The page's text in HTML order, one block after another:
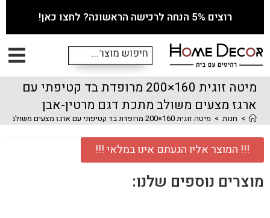
רוצים 5% הנחה לרכישה הראשונה? לחצו כאן!
מיטה זוגית 160×200 מרופדת בד קטיפתי עם
ארגז מצעים משולב מתכת דגם מרטין-אבן
> חנות > מיטה זוגית 160×200 מרופדת בד קטיפתי עם ארגז מצעים משולב מתכת דגם מרטין-אבן
!!! המוצר אליו הגעתם אינו במלאי !!!
מוצרים נוספים שלנו: